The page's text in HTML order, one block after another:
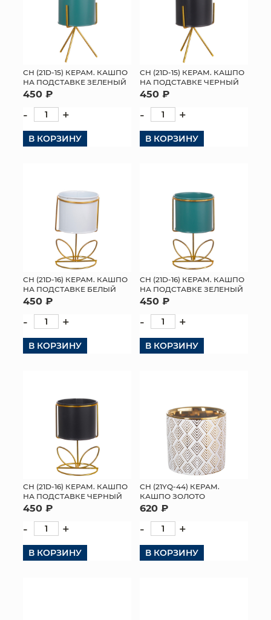
СН (21D-15) КЕРАМ. КАШПО
НА ПОДСТАВКЕ ЗЕЛЕНЫЙ
450 ₽
- +
В КОРЗИНУ
СН (21D-15) КЕРАМ. КАШПО
НА ПОДСТАВКЕ ЧЕРНЫЙ
450 ₽
- +
В КОРЗИНУ
СН (21D-16) КЕРАМ. КАШПО
НА ПОДСТАВКЕ БЕЛЫЙ
450 ₽
- +
В КОРЗИНУ
СН (21D-16) КЕРАМ. КАШПО
НА ПОДСТАВКЕ ЗЕЛЕНЫЙ
450 ₽
- +
В КОРЗИНУ
СН (21D-16) КЕРАМ. КАШПО
НА ПОДСТАВКЕ ЧЕРНЫЙ
450 ₽
- +
В КОРЗИНУ
СН (21YQ-44) КЕРАМ.
КАШПО ЗОЛОТО
620 ₽
- +
В КОРЗИНУ